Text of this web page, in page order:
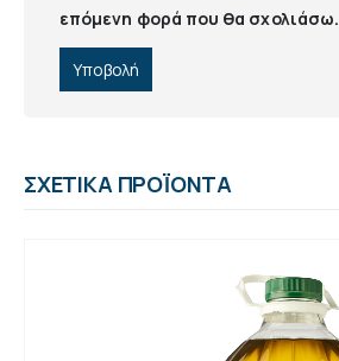
επόμενη φορά που θα σχολιάσω.
ΣΧΕΤΙΚΆ ΠΡΟΪΌΝΤΑ